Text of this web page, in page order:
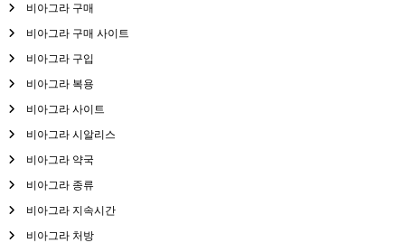
비아그라 구매
비아그라 구매 사이트
비아그라 구입
비아그라 복용
비아그라 사이트
비아그라 시알리스
비아그라 약국
비아그라 종류
비아그라 지속시간
비아그라 처방